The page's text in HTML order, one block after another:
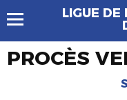
LIGUE DE
PROCÈS